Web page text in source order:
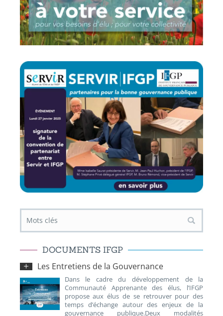
DOCUMENTS IFGP
Les Entretiens de la Gouvernance
Dans le cadre du développement de la
Communauté Apprenante des élus, l’IFGP
propose aux élus de se retrouver pour des
temps d’échange autour des enjeux de la
gouvernance publique.Deux modalités